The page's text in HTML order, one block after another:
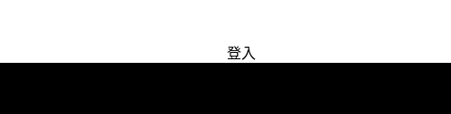
登入